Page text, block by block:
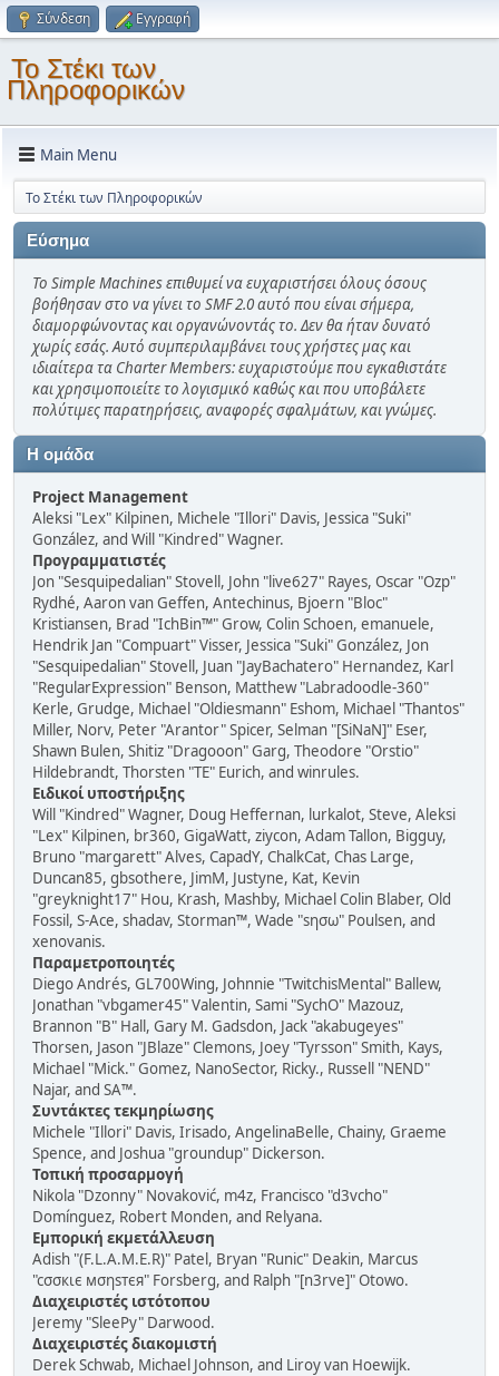
Σύνδεση Εγγραφή
Το Στέκι των
Πληροφορικών
Main Menu
Το Στέκι των Πληροφορικών
Εύσημα
Το Simple Machines επιθυμεί να ευχαριστήσει όλους όσους
βοήθησαν στο να γίνει το SMF 2.0 αυτό που είναι σήμερα,
διαμορφώνοντας και οργανώνοντάς το. Δεν θα ήταν δυνατό
χωρίς εσάς. Αυτό συμπεριλαμβάνει τους χρήστες μας και
ιδιαίτερα τα Charter Members: ευχαριστούμε που εγκαθιστάτε
και χρησιμοποιείτε το λογισμικό καθώς και που υποβάλετε
πολύτιμες παρατηρήσεις, αναφορές σφαλμάτων, και γνώμες.
Η ομάδα
Project Management
Aleksi "Lex" Kilpinen, Michele "Illori" Davis, Jessica "Suki"
González, and Will "Kindred" Wagner.
Προγραμματιστές
Jon "Sesquipedalian" Stovell, John "live627" Rayes, Oscar "Ozp"
Rydhé, Aaron van Geffen, Antechinus, Bjoern "Bloc"
Kristiansen, Brad "IchBin™" Grow, Colin Schoen, emanuele,
Hendrik Jan "Compuart" Visser, Jessica "Suki" González, Jon
"Sesquipedalian" Stovell, Juan "JayBachatero" Hernandez, Karl
"RegularExpression" Benson, Matthew "Labradoodle-360"
Kerle, Grudge, Michael "Oldiesmann" Eshom, Michael "Thantos"
Miller, Norv, Peter "Arantor" Spicer, Selman "[SiNaN]" Eser,
Shawn Bulen, Shitiz "Dragooon" Garg, Theodore "Orstio"
Hildebrandt, Thorsten "TE" Eurich, and winrules.
Ειδικοί υποστήριξης
Will "Kindred" Wagner, Doug Heffernan, lurkalot, Steve, Aleksi
"Lex" Kilpinen, br360, GigaWatt, ziycon, Adam Tallon, Bigguy,
Bruno "margarett" Alves, CapadY, ChalkCat, Chas Large,
Duncan85, gbsothere, JimM, Justyne, Kat, Kevin
"greyknight17" Hou, Krash, Mashby, Michael Colin Blaber, Old
Fossil, S-Ace, shadav, Storman™, Wade "sησω" Poulsen, and
xenovanis.
Παραμετροποιητές
Diego Andrés, GL700Wing, Johnnie "TwitchisMental" Ballew,
Jonathan "vbgamer45" Valentin, Sami "SychO" Mazouz,
Brannon "B" Hall, Gary M. Gadsdon, Jack "akabugeyes"
Thorsen, Jason "JBlaze" Clemons, Joey "Tyrsson" Smith, Kays,
Michael "Mick." Gomez, NanoSector, Ricky., Russell "NEND"
Najar, and SA™.
Συντάκτες τεκμηρίωσης
Michele "Illori" Davis, Irisado, AngelinaBelle, Chainy, Graeme
Spence, and Joshua "groundup" Dickerson.
Τοπική προσαρμογή
Nikola "Dzonny" Novaković, m4z, Francisco "d3vcho"
Domínguez, Robert Monden, and Relyana.
Εμπορική εκμετάλλευση
Adish "(F.L.A.M.E.R)" Patel, Bryan "Runic" Deakin, Marcus
"cσσкιє мσηѕтєя" Forsberg, and Ralph "[n3rve]" Otowo.
Διαχειριστές ιστότοπου
Jeremy "SleePy" Darwood.
Διαχειριστές διακομιστή
Derek Schwab, Michael Johnson, and Liroy van Hoewijk.